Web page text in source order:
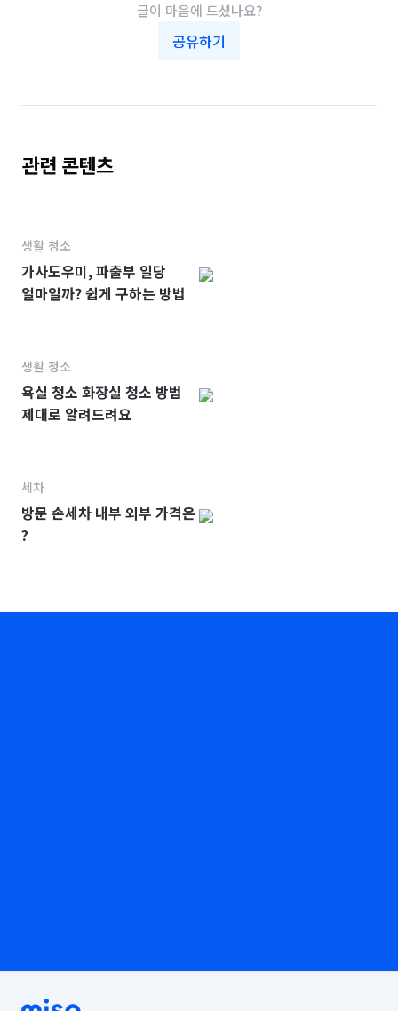
글이 마음에 드셨나요?
공유하기
관련 콘텐츠
생활 청소
가사도우미, 파출부 일당
얼마일까? 쉽게 구하는 방법
생활 청소
욕실 청소 화장실 청소 방법
제대로 알려드려요
세차
방문 손세차 내부 외부 가격은
?